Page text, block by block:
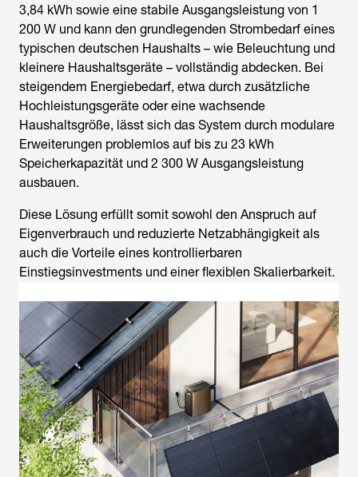
3,84 kWh sowie eine stabile Ausgangsleistung von 1
200 W und kann den grundlegenden Strombedarf eines
typischen deutschen Haushalts – wie Beleuchtung und
kleinere Haushaltsgeräte – vollständig abdecken. Bei
steigendem Energiebedarf, etwa durch zusätzliche
Hochleistungsgeräte oder eine wachsende
Haushaltsgröße, lässt sich das System durch modulare
Erweiterungen problemlos auf bis zu 23 kWh
Speicherkapazität und 2 300 W Ausgangsleistung
ausbauen.
Diese Lösung erfüllt somit sowohl den Anspruch auf
Eigenverbrauch und reduzierte Netzabhängigkeit als
auch die Vorteile eines kontrollierbaren
Einstiegsinvestments und einer flexiblen Skalierbarkeit.